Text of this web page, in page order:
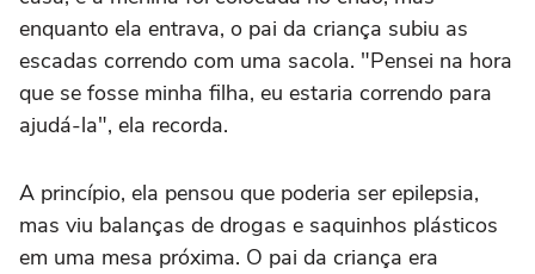
enquanto ela entrava, o pai da criança subiu as
escadas correndo com uma sacola. "Pensei na hora
que se fosse minha filha, eu estaria correndo para
ajudá-la", ela recorda.
A princípio, ela pensou que poderia ser epilepsia,
mas viu balanças de drogas e saquinhos plásticos
em uma mesa próxima. O pai da criança era